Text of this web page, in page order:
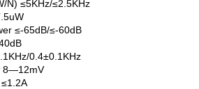
N) ≤5KHz/≤2.5KHz
≤-65dB/≤-60dB
0.4±0.1KHz
8—12mV